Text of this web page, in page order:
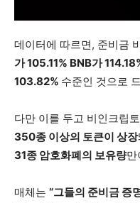
데이터에 따르면, 준비금
가 105.11% BNB가
103.82% 수준인 것으로
다만 이를 두고 비인크립
350종 이상의 토큰이 상장
31종 암호화폐의 보유량만
매체는 “그들의 준비금 증